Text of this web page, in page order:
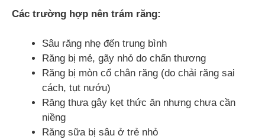
Các trường hợp nên trám răng:
Sâu răng nhẹ đến trung bình
Răng bị mẻ, gãy nhỏ do chấn thương
Răng bị mòn cổ chân răng (do chải răng sai
cách, tụt nướu)
Răng thưa gây kẹt thức ăn nhưng chưa cần
niềng
Răng sữa bị sâu ở trẻ nhỏ